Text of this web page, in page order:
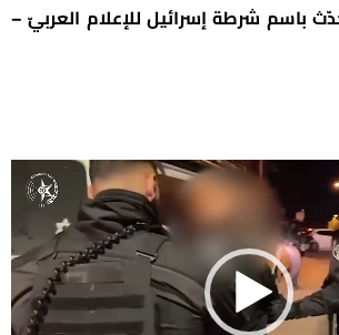
باسم شرطة إسرائيل للإعلام العربيّ –